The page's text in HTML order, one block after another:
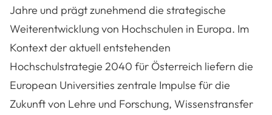
Jahre und prägt zunehmend die strategische
Weiterentwicklung von Hochschulen in Europa. Im
Kontext der aktuell entstehenden
Hochschulstrategie 2040 für Österreich liefern die
European Universities zentrale Impulse für die
Zukunft von Lehre und Forschung, Wissenstransfer